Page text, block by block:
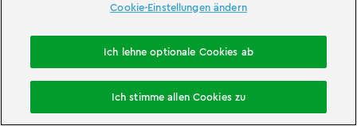
Cookie-Einstellungen ändern
Übernachtung buchen
Cookie-Einstellungen ändern
Ich lehne optionale Cookies ab
Ich stimme allen Cookies zu